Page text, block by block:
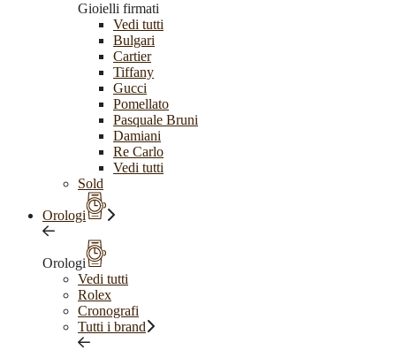
Gioielli firmati
Vedi tutti
Bulgari
Cartier
Tiffany
Gucci
Pomellato
Pasquale Bruni
Damiani
Re Carlo
Vedi tutti
Sold
Orologi
Orologi
Vedi tutti
Rolex
Cronografi
Tutti i brand